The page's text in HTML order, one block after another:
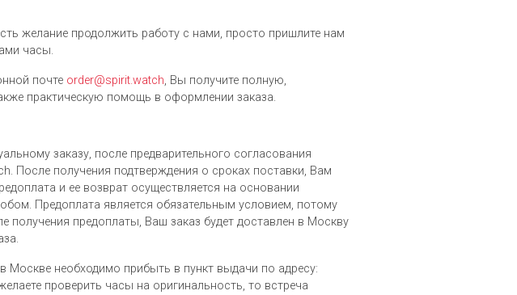
желание продолжить работу с нами, просто пришлите нам
часы.
почте order@spirit.watch, Вы получите полную,
практическую помощь в оформлении заказа.
заказу, после предварительного согласования
После получения подтверждения о сроках поставки, Вам
и ее возврат осуществляется на основании
Предоплата является обязательным условием, потому
получения предоплаты, Ваш заказ будет доставлен в Москву
Москве необходимо прибыть в пункт выдачи по адресу:
проверить часы на оригинальность, то встреча